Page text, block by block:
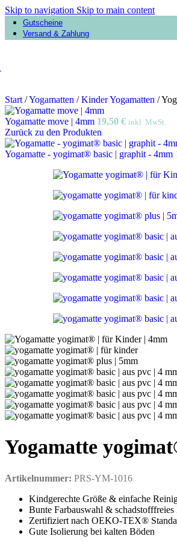
Skip to navigation Skip to main content
Gutscheine
Versand & Zahlung
Start /Yogamatten / Kinder Yogamatten /
Yogamatte move | 4mm 19,50 € inkl. MwSt.
Zurück zu den Produkten
Yogamatte - yogimat® basic | graphit - 4mm
Yogamatte
Artikelnummer: PRS-YM-1016
Kindgerechte Größe & einfache
Bunte Farbauswahl & schadstofffreies
Zertifiziert nach OEKO-TEX®
Gute Isolierung bei kalten Böden